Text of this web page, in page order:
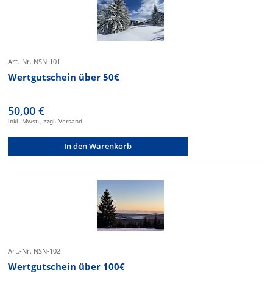
Art.-Nr. NSN-101
Wertgutschein über 50€
50,00 €
inkl. Mwst., zzgl. Versand
In den Warenkorb
Art.-Nr. NSN-102
Wertgutschein über 100€